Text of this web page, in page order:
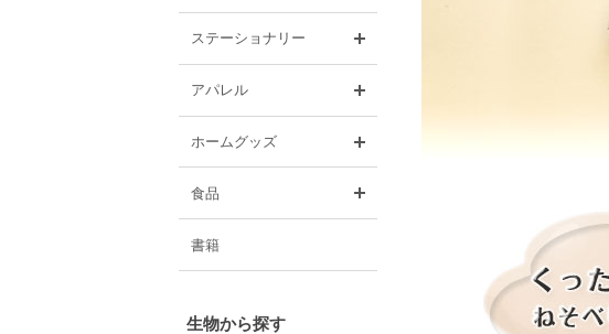
ステーショナリー
アパレル
ホームグッズ
食品
書籍
生物から探す